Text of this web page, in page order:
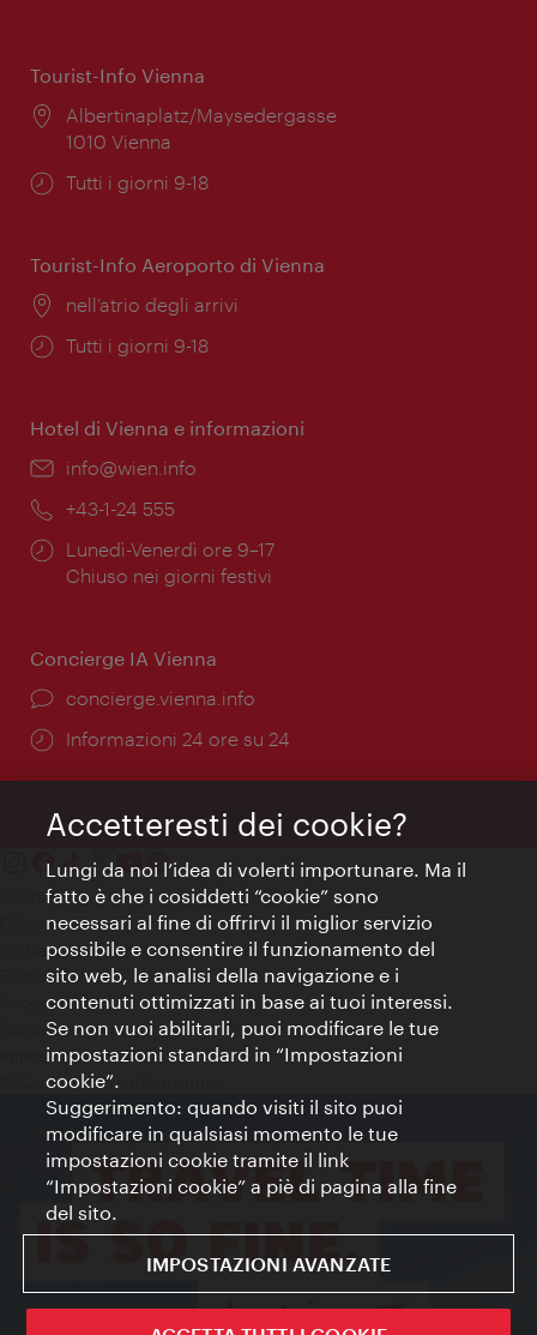
Tourist-Info Vienna
Posizione:
Albertinaplatz/Maysedergasse
1010 Vienna
Orari
Tutti i giorni 9-18
Tourist-Info Aeroporto di Vienna
Posizione:
nell’atrio degli arrivi
Orari
Tutti i giorni 9-18
Hotel di Vienna e informazioni
Email:
info@wien.info
Telefono:
+43-1-24 555
Orari
di
Lunedì-Venerdì ore 9–17
Chiuso nei giorni festivi
Concierge IA Vienna
Ort:
concierge.vienna.info
Öffnungszeiten:
Informazioni 24 ore su 24
Contatti
Colophon
Dichiarazione sulla protezione dei dati
Terms of Use
Accessibilità
Contatto stampa
Impostazioni cookie
© Copyright WienTourismus
Accetteresti dei cookie?
Lungi da noi l’idea di volerti importunare. Ma il
fatto è che i cosiddetti “cookie” sono
necessari al fine di offrirvi il miglior servizio
possibile e consentire il funzionamento del
sito web, le analisi della navigazione e i
contenuti ottimizzati in base ai tuoi interessi.
Se non vuoi abilitarli, puoi modificare le tue
impostazioni standard in “Impostazioni
cookie”.
Suggerimento: quando visiti il sito puoi
modificare in qualsiasi momento le tue
impostazioni cookie tramite il link
“Impostazioni cookie” a piè di pagina alla fine
del sito.
IMPOSTAZIONI AVANZATE